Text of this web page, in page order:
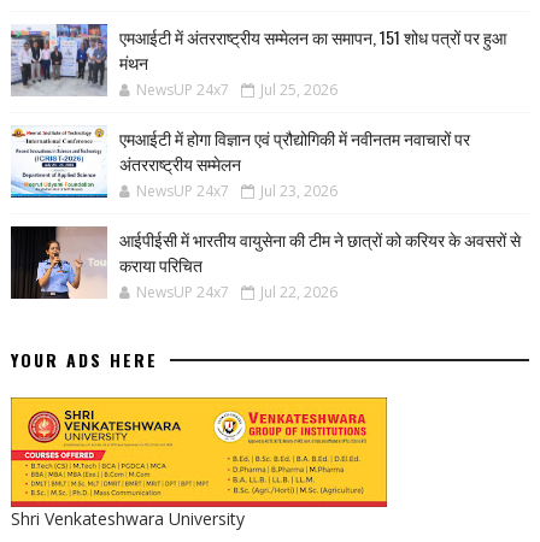
एमआईटी में अंतरराष्ट्रीय सम्मेलन का समापन, 151 शोध पत्रों पर हुआ
मंथन
NewsUP 24x7 Jul 25, 2026
एमआईटी में होगा विज्ञान एवं प्रौद्योगिकी में नवीनतम नवाचारों पर
अंतरराष्ट्रीय सम्मेलन
NewsUP 24x7 Jul 23, 2026
आईपीईसी में भारतीय वायुसेना की टीम ने छात्रों को करियर के अवसरों से
कराया परिचित
NewsUP 24x7 Jul 22, 2026
YOUR ADS HERE
Shri Venkateshwara University